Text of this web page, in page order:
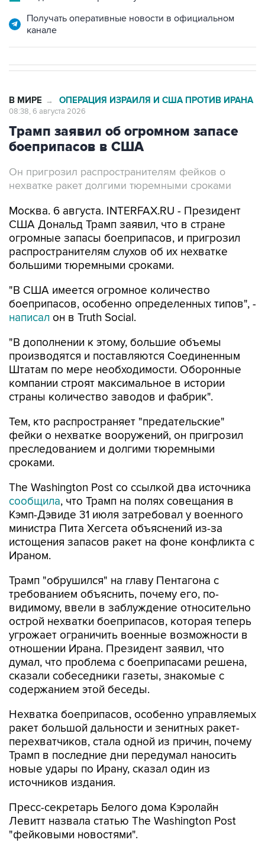
Получать оперативные новости в официальном
канале
В МИРЕ → ОПЕРАЦИЯ ИЗРАИЛЯ И США ПРОТИВ ИРАНА
08:38, 6 августа 2026
Трамп заявил об огромном запасе
боеприпасов в США
Он пригрозил распространителям фейков о
нехватке ракет долгими тюремными сроками
Москва. 6 августа. INTERFAX.RU - Президент
США Дональд Трамп заявил, что в стране
огромные запасы боеприпасов, и пригрозил
распространителям слухов об их нехватке
большими тюремными сроками.
"В США имеется огромное количество
боеприпасов, особенно определенных типов", -
написал он в Truth Social.
"В дополнении к этому, большие объемы
производятся и поставляются Соединенным
Штатам по мере необходимости. Оборонные
компании строят максимальное в истории
страны количество заводов и фабрик".
Тем, кто распространяет "предательские"
фейки о нехватке вооружений, он пригрозил
преследованием и долгими тюремными
сроками.
The Washington Post со ссылкой два источника
сообщила, что Трамп на полях совещания в
Кэмп-Дэвиде 31 июля затребовал у военного
министра Пита Хегсета объяснений из-за
истощения запасов ракет на фоне конфликта с
Ираном.
Трамп "обрушился" на главу Пентагона с
требованием объяснить, почему его, по-
видимому, ввели в заблуждение относительно
острой нехватки боеприпасов, которая теперь
угрожает ограничить военные возможности в
отношении Ирана. Президент заявил, что
думал, что проблема с боеприпасами решена,
сказали собеседники газеты, знакомые с
содержанием этой беседы.
Нехватка боеприпасов, особенно управляемых
ракет большой дальности и зенитных ракет-
перехватчиков, стала одной из причин, почему
Трамп в последние дни передумал наносить
новые удары по Ирану, сказал один из
источников издания.
Пресс-секретарь Белого дома Кэролайн
Левитт назвала статью The Washington Post
"фейковыми новостями".